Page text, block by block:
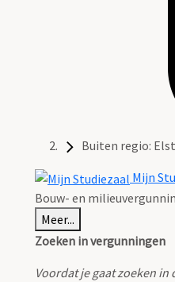
Buiten regio:
Mijn
Bouw- en
Meer...
Zoeken in vergunningen
Voordat je gaat zoeken